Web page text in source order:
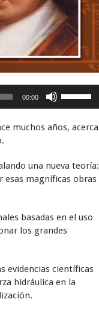
00:00
de
para
aumentar
el
volumen.
muchos años, acerca
una nueva teoría:
esas magníficas obras
basadas en el uso
los grandes
evidencias científicas
hidráulica en la